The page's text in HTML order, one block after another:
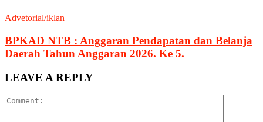
Advetorial/iklan
BPKAD NTB : Anggaran Pendapatan dan Belanja
Daerah Tahun Anggaran 2026. Ke 5.
LEAVE A REPLY